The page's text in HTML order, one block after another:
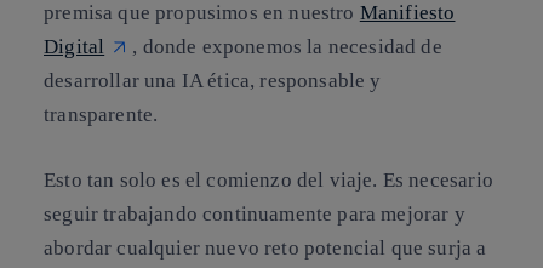
premisa que propusimos en nuestro Manifiesto
Digital
, donde exponemos la necesidad de
desarrollar una IA ética, responsable y
transparente.
Esto tan solo es el comienzo del viaje. Es necesario
seguir trabajando continuamente para mejorar y
abordar cualquier nuevo reto potencial que surja a